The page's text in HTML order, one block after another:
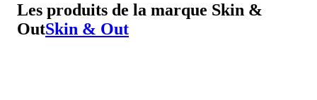
Les produits de la marque Skin &
OutSkin & Out